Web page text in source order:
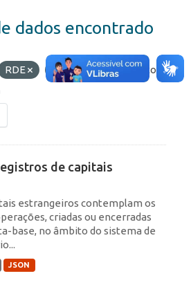
dados encontrado
RDE Portfólio
Formatos:
de capitais
estrangeiros contemplam os
criadas ou encerradas
base, no âmbito do sistema de
JSON